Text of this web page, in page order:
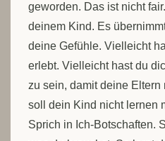
geworden. Das ist nicht
deinem Kind. Es
deine Gefühle. Vielleicht
erlebt. Vielleicht hast du
zu sein, damit deine
soll dein Kind nicht lernen
Sprich in Ich-Botschaften.